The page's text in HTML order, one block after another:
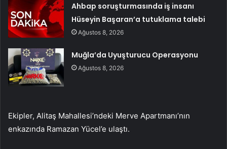
Ahbap soruşturmasında iş insanı
Hüseyin Başaran’a tutuklama talebi
Ağustos 8, 2026
Muğla’da Uyuşturucu Operasyonu
Ağustos 8, 2026
Ekipler, Alitaş Mahallesi’ndeki Merve Apartmanı’nın
enkazında Ramazan Yücel’e ulaştı.